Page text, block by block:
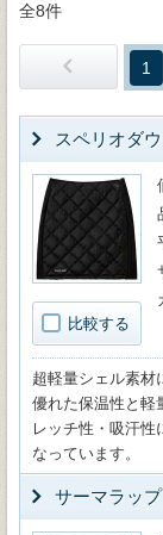
全8件
1
スペリオダ
比較する
超軽量シェル素材
優れた保温性と軽
レッチ性・吸汗性
なっています。
サーマラッ